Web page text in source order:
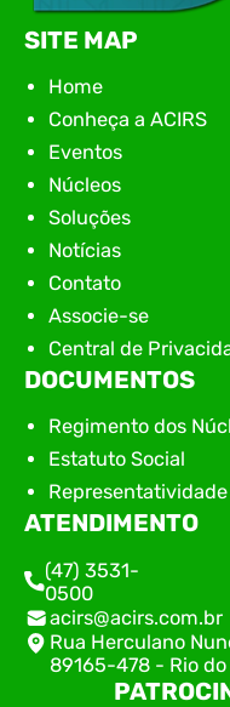
SITE MAP
Home
Conheça a ACIRS
Eventos
Núcleos
Soluções
Notícias
Contato
Associe-se
Central de
DOCUMENTOS
Regimento dos
Estatuto Social
Representatividade
ATENDIMENTO
(47) 3531-
0500
acirs@acirs.com.br
Rua Herculano
89165-478 - Rio do